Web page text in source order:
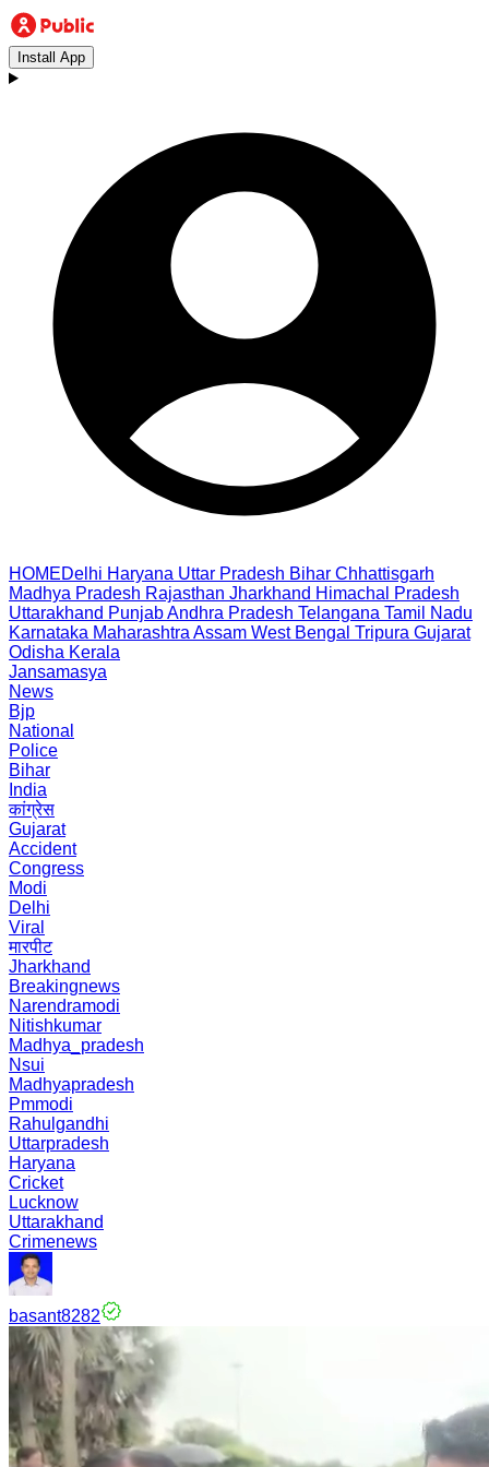
Install App
HOMEDelhi Haryana Uttar Pradesh Bihar Chhattisgarh
Madhya Pradesh Rajasthan Jharkhand Himachal Pradesh
Uttarakhand PunjabAndhra Pradesh Telangana Tamil Nadu
Karnataka Maharashtra Assam West Bengal Tripura Gujarat
Odisha Kerala
Jansamasya
News
Bjp
National
Police
Bihar
India
कांग्रेस
Gujarat
Accident
Congress
Modi
Delhi
Viral
मारपीट
Jharkhand
Breakingnews
Narendramodi
Nitishkumar
Madhya_pradesh
Nsui
Madhyapradesh
Pmmodi
Rahulgandhi
Uttarpradesh
Haryana
Cricket
Lucknow
Uttarakhand
Crimenews
basant8282